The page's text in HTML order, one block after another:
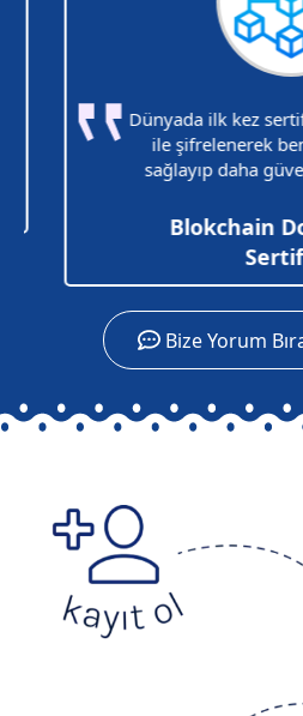
Dünyada ilk kez
ile şifrelenerek
sağlayıp daha
Blokchain
Bize Yorum